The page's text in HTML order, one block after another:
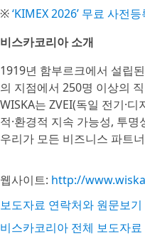
※‘KIMEX 2026’ 무료 사전
비스카코리아 소개
1919년 함부르크에서 설립
의 지점에서 250명 이상의
WISKA는 ZVEI(독일 전기·
적·환경적 지속 가능성, 투
우리가 모든 비즈니스 파트
웹사이트: http://
보도자료 연락처와 원문보기
비스카코리아 전체 보도자